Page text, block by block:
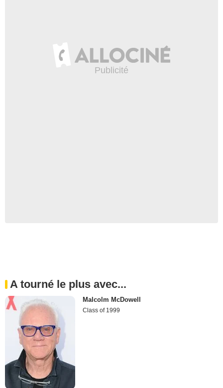
A tourné le plus avec...
Malcolm McDowell
Class of 1999